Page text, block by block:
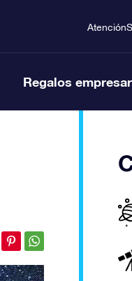
Atención
Regalos